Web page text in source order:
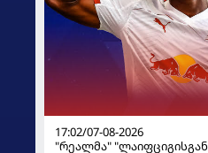
17:02/07-08-2026
"რეალმა"